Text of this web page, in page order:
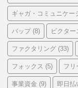
ギャガ・コミュニケー
バップ(8) ビクター
ファクタリング (33)
フォックス (5) フリ
事業資金 (9) 即日払